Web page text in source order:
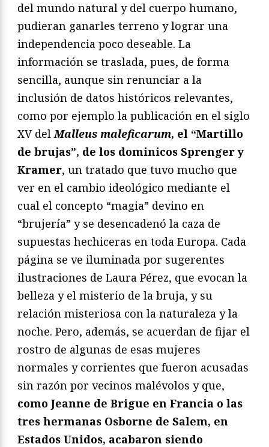
del mundo natural y del cuerpo humano,
pudieran ganarles terreno y lograr una
independencia poco deseable. La
información se traslada, pues, de forma
sencilla, aunque sin renunciar a la
inclusión de datos históricos relevantes,
como por ejemplo la publicación en el siglo
XV delMalleus maleficarum, el “Martillo
de brujas”, de los dominicos Sprenger y
Kramer, un tratado que tuvo mucho que
ver en el cambio ideológico mediante el
cual el concepto “magia” devino en
“brujería” y se desencadenó la caza de
supuestas hechiceras en toda Europa. Cada
página se ve iluminada por sugerentes
ilustraciones de Laura Pérez, que evocan la
belleza y el misterio de la bruja, y su
relación misteriosa con la naturaleza y la
noche. Pero, además, se acuerdan de fijar el
rostro de algunas de esas mujeres
normales y corrientes que fueron acusadas
sin razón por vecinos malévolos y que,
como Jeanne de Brigue en Francia o las
tres hermanas Osborne de Salem, en
Estados Unidos, acabaron siendo